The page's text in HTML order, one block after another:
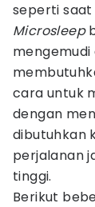
seperti saat
Microsleep
cara untuk
dengan
dibutuhkan
perjalanan
tinggi.
Berikut